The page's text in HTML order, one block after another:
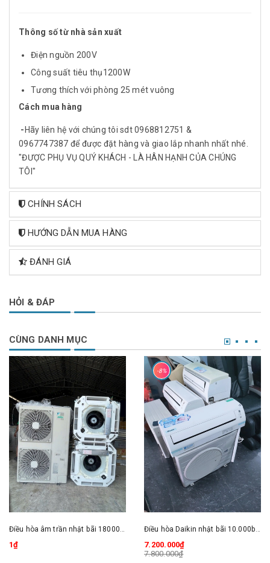
Thông số từ nhà sản xuất
Điện nguồn 200V
Công suất tiêu thụ1200W
Tương thích với phòng 25 mét vuông
Cách mua hàng
- Hãy liên hệ với chúng tôi sdt 0968812751 &
0967747387 để được đặt hàng và giao lắp nhanh nhất nhé.
"ĐƯỢC PHỤ VỤ QUÝ KHÁCH - LÀ HÂN HẠNH CỦA CHÚNG
TÔI"
CHÍNH SÁCH
HƯỚNG DẪN MUA HÀNG
ĐÁNH GIÁ
HỎI & ĐÁP
CÙNG DANH MỤC
Điều hòa âm trần nhật bãi 18000btu - 50.000btu
1₫
-8%
Điều hòa Daikin nhật bãi 10.000btu 2 chiều - inveter sử dụng gas R410 làm lạnh dịu êm ( có công nghệ steamer )
7.200.000₫
7.800.000₫